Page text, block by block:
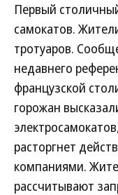
Первый
самокатов.
тротуаров.
недавнего
французской
горожан
расторгнет
компаниями.
рассчитывают